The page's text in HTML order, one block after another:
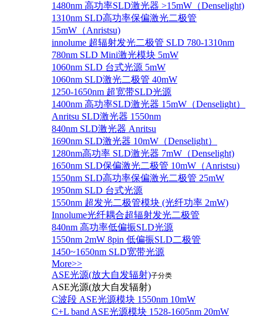
1480nm 高功率SLD激光器 >15mW（Denselight)
1310nm SLD高功率保偏激光二极管
15mW（Anristsu)
innolume 超辐射发光二极管 SLD 780-1310nm
780nm SLD Mini激光模块 5mW
1060nm SLD 台式光源 5mW
1060nm SLD激光二极管 40mW
1250-1650nm 超宽带SLD光源
1400nm 高功率SLD激光器 15mW（Denselight）
Anritsu SLD激光器 1550nm
840nm SLD激光器 Anritsu
1690nm SLD激光器 10mW（Denselight）
1280nm高功率 SLD激光器 7mW（Denselight)
1650nm SLD保偏激光二极管 10mW（Anristsu)
1550nm SLD高功率保偏激光二极管 25mW
1950nm SLD 台式光源
1550nm 超发光二极管模块 (光纤功率 2mW)
Innolume光纤耦合超辐射发光二极管
840nm 高功率低偏振SLD光源
1550nm 2mW 8pin 低偏振SLD二极管
1450~1650nm SLD宽带光源
More>>
ASE光源(放大自发辐射)子分类
ASE光源(放大自发辐射)
C波段 ASE光源模块 1550nm 10mW
C+L band ASE光源模块 1528-1605nm 20mW